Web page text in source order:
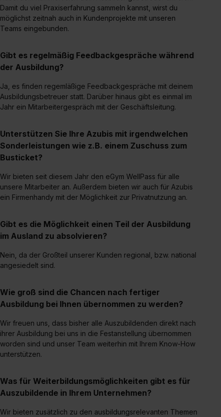
Dienste, ggfs. mit Sitz in den USA, übermittelt werden.
Eine Erlaubnis hierfür kannst du auch später noch im
Einzelfall bei dem jeweiligen Inhalt erteilen. Willst du nur
Auswahl über die Checkboxen und klick auf „Auswahl
erlauben“. Die Einwilligung zur Platzierung von Cookies
Media und Marketing“ umfasst hierbei die Einwilligung
zur Übermittlung deiner Daten in die USA (Art. 49 Abs. 1
II). Du kannst die von dir erteilte Einwilligung jederzeit mit
Wirkung für die Zukunft ganz oder teilweise über unsere
Datenschutzerklärung unter dem Punkt „Datenschutz-
Einstellungen“ widerrufen. Weitere Informationen zu den
einzelnen Cookies findest du durch Klick auf „Details
zeigen“. Weitere Informationen:Datenschutzerklärung
Damit du viel Praxiserfahrung sammeln kannst, wirst du
möglichst zeitnah auch in Kundenprojekte mit unseren
Teams eingebunden.
Gibt es regelmäßig Feedbackgespräche während
der Ausbildung?
Ja, es finden regemläßige Feedbackgespräche mit deinem
Ausbildungsbetreuer statt. Darüber hinaus gibt es einmal im
Jahr ein Mitarbeitergespräch mit der Geschäftsleitung.
Unterstützen Sie Ihre Azubis mit irgendwelchen
Sonderleistungen wie z.B. einem Zuschuss zum
Busticket?
Wir bieten seit diesem Jahr den eGym WellPass für alle
unsere Mitarbeiter an. Außerdem bieten wir auch für Azubis
ein Firmenhandy mit der Möglichkeit zur Privatnutzung an.
Gibt es die Möglichkeit einen Teil der Ausbildung
im Ausland zu absolvieren?
Nein, da der Großteil unserer Kunden regional, bzw. national
angesiedelt sind.
Wie groß sind die Chancen nach fertiger
Ausbildung bei Ihnen übernommen zu werden?
Wir freuen uns, dass bisher alle Auszubildenden direkt nach
ihrer Ausbildung bei uns in die Festanstellung übernommen
worden sind und unser Team weiterhin mit Ihrem Know-How
unterstützen.
Was für Weiterbildungsmöglichkeiten gibt es für
Auszubildende in Ihrem Unternehmen?
Wir bieten zusätzlich zu den ausbildungsrelevanten Themen